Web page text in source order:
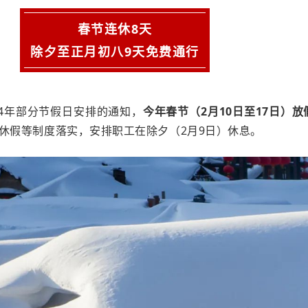
春节连休8天
除夕至正月初八9天免费通行
部分节假日安排的通知， 今年春节（2月10日至17日）放
假等制度落实，安排职工在除夕（2月9日）休息。